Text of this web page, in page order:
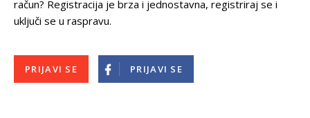
račun? Registracija je brza i jednostavna, registriraj se i
uključi se u raspravu.
PRIJAVI SE PRIJAVI SE